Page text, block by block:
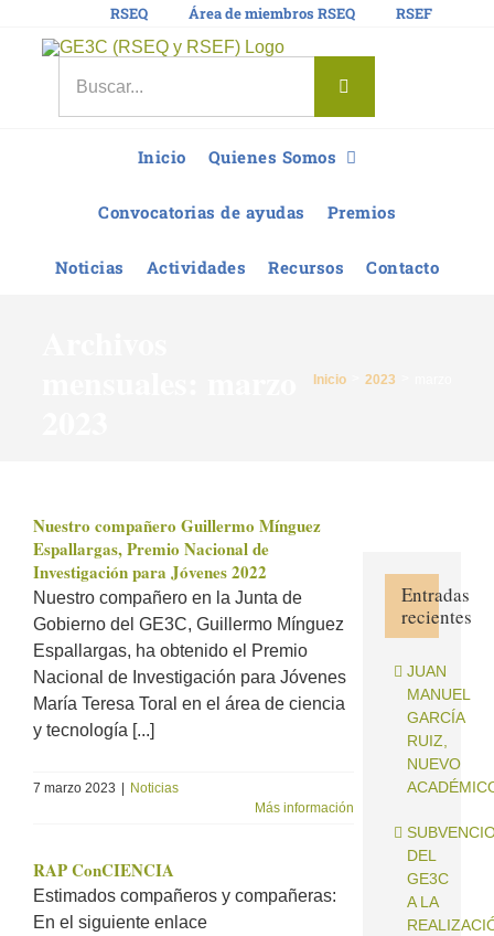
RSEQ Área de miembros RSEQ RSEF
Inicio Quienes Somos
Convocatorias de ayudas Premios
Noticias Actividades Recursos Contacto
Inicio 2023
Nuestro compañero Guillermo Mínguez
Espallargas, Premio Nacional de
Investigación para Jóvenes 2022
Nuestro compañero en la Junta de
Gobierno del GE3C, Guillermo Mínguez
Espallargas, ha obtenido el Premio
Nacional de Investigación para Jóvenes
María Teresa Toral en el área de ciencia
y tecnología [...]
7 marzo 2023
Noticias
Más información
RAP ConCIENCIA
Estimados compañeros y compañeras:
En el siguiente enlace
Entradas
recientes
JUAN
MANUEL
GARCÍA
RUIZ,
NUEVO
DEL
GE3C
A LA